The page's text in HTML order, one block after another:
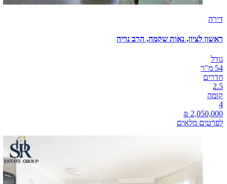
דירה
ראשון לציון, נאות שקמה, הרב נריה
גודל
54 מ"ר
חדרים
2.5
קומה
4
לפרטים מלאים